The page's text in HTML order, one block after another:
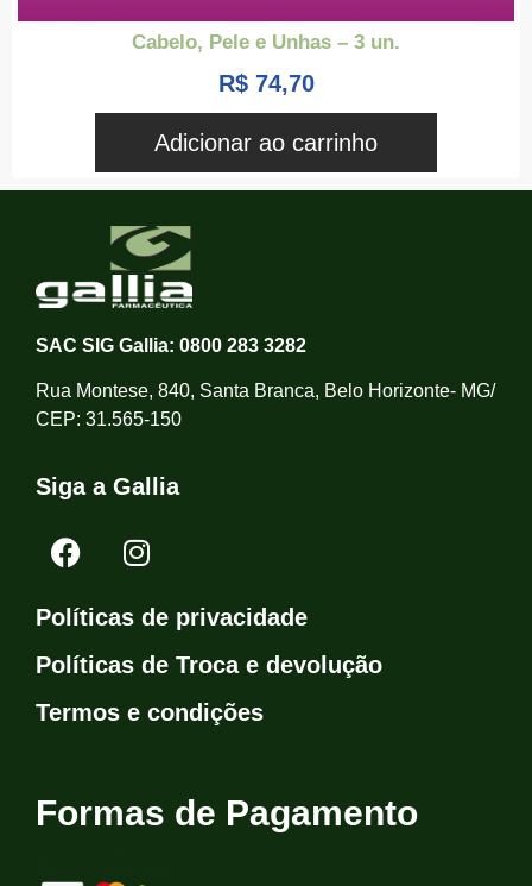
Cabelo, Pele e Unhas – 3 un.
R$74,70
Adicionar ao carrinho
SAC SIG Gallia: 0800 283 3282
Rua Montese, 840, Santa Branca, Belo Horizonte- MG/
CEP: 31.565-150
Siga a Gallia
Políticas de privacidade
Políticas de Troca e devolução
Termos e condições
Formas de Pagamento